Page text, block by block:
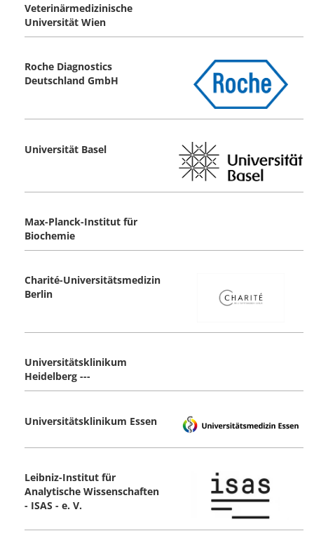
Veterinärmedizinische
Universität Wien
Roche Diagnostics
Deutschland GmbH
Universität Basel
Max-Planck-Institut für
Biochemie
Charité-Universitätsmedizin
Berlin
Universitätsklinikum
Heidelberg ---
Universitätsklinikum Essen
Leibniz-Institut für
Analytische Wissenschaften
- ISAS - e. V.